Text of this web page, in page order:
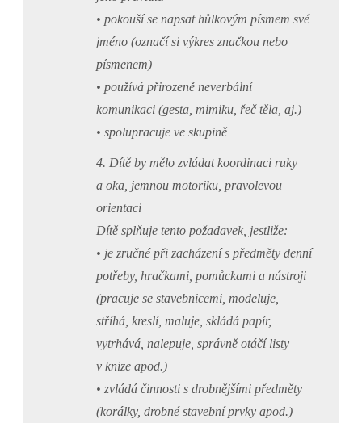
• pokouší se napsat hůlkovým písmem své
jméno (označí si výkres značkou nebo
písmenem)
• používá přirozeně neverbální
komunikaci (gesta, mimiku, řeč těla, aj.)
• spolupracuje ve skupině
4. Dítě by mělo zvládat koordinaci ruky
a oka, jemnou motoriku, pravolevou
orientaci
Dítě splňuje tento požadavek, jestliže:
• je zručné při zacházení s předměty denní
potřeby, hračkami, pomůckami a nástroji
(pracuje se stavebnicemi, modeluje,
stříhá, kreslí, maluje, skládá papír,
vytrhává, nalepuje, správně otáčí listy
v knize apod.)
• zvládá činnosti s drobnějšími předměty
(korálky, drobné stavební prvky apod.)